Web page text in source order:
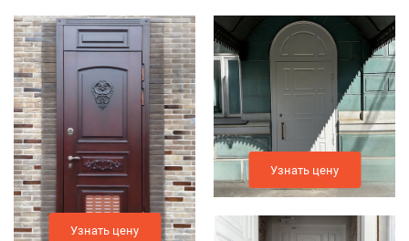
Узнать цену
Узнать цену